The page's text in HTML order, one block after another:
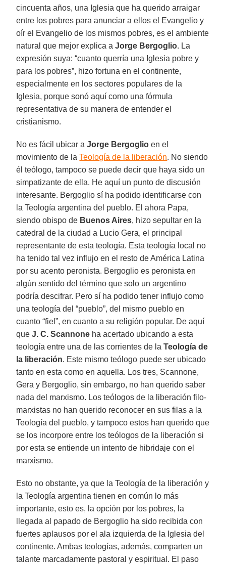
cincuenta años, una Iglesia que ha querido arraigar
entre los pobres para anunciar a ellos el Evangelio y
oír el Evangelio de los mismos pobres, es el ambiente
natural que mejor explica aJorge Bergoglio. La
expresión suya: “cuanto querría una Iglesia pobre y
para los pobres”, hizo fortuna en el continente,
especialmente en los sectores populares de la
Iglesia, porque sonó aquí como una fórmula
representativa de su manera de entender el
cristianismo.
No es fácil ubicar aJorge Bergoglio en el
movimiento de laTeología de la liberación. No siendo
él teólogo, tampoco se puede decir que haya sido un
simpatizante de ella. He aquí un punto de discusión
interesante. Bergoglio sí ha podido identificarse con
la Teología argentina del pueblo. El ahora Papa,
siendo obispo de Buenos Aires, hizo sepultar en la
catedral de la ciudad a Lucio Gera, el principal
representante de esta teología. Esta teología local no
ha tenido tal vez influjo en el resto de América Latina
por su acento peronista. Bergoglio es peronista en
algún sentido del término que solo un argentino
podría descifrar. Pero sí ha podido tener influjo como
una teología del “pueblo”, del mismo pueblo en
cuanto “fiel”, en cuanto a su religión popular. De aquí
queJ. C. Scannone ha acertado ubicando a esta
teología entre una de las corrientes de laTeología de
la liberación. Este mismo teólogo puede ser ubicado
tanto en esta como en aquella. Los tres, Scannone,
Gera y Bergoglio, sin embargo, no han querido saber
nada del marxismo. Los teólogos de la liberación filo-
marxistas no han querido reconocer en sus filas a la
Teología del pueblo, y tampoco estos han querido que
se los incorpore entre los teólogos de la liberación si
por esta se entiende un intento de hibridaje con el
marxismo.
Esto no obstante, ya que la Teología de la liberación y
la Teología argentina tienen en común lo más
importante, esto es, la opción por los pobres, la
llegada al papado de Bergoglio ha sido recibida con
fuertes aplausos por el ala izquierda de la Iglesia del
continente. Ambas teologías, además, comparten un
talante marcadamente pastoral y espiritual. El paso